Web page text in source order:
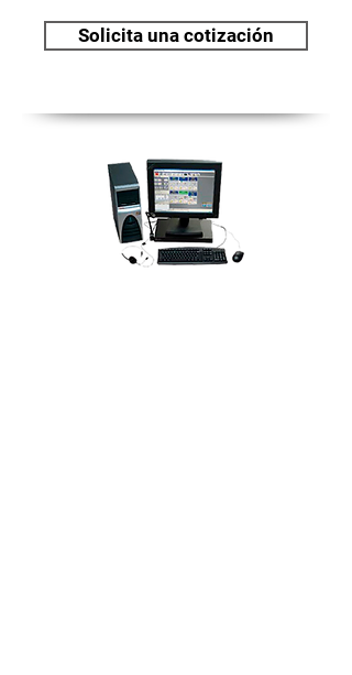
Solicita una cotización